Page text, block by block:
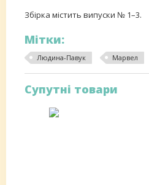
Збірка містить випуски № 1–3.
Мітки:
Людина-Павук Марвел
Супутні товари